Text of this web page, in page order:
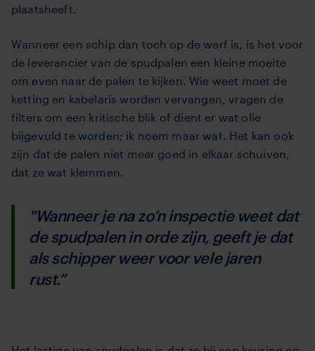
plaatsheeft.
Wanneer een schip dan toch op de werf is, is het voor
de leverancier van de spudpalen een kleine moeite
om even naar de palen te kijken. Wie weet moet de
ketting en kabelaris worden vervangen, vragen de
filters om een kritische blik of dient er wat olie
bijgevuld te worden; ik noem maar wat. Het kan ook
zijn dat de palen niet meer goed in elkaar schuiven,
dat ze wat klemmen.
"Wanneer je na zo’n inspectie weet dat
de spudpalen in orde zijn, geeft je dat
als schipper weer voor vele jaren
rust.”